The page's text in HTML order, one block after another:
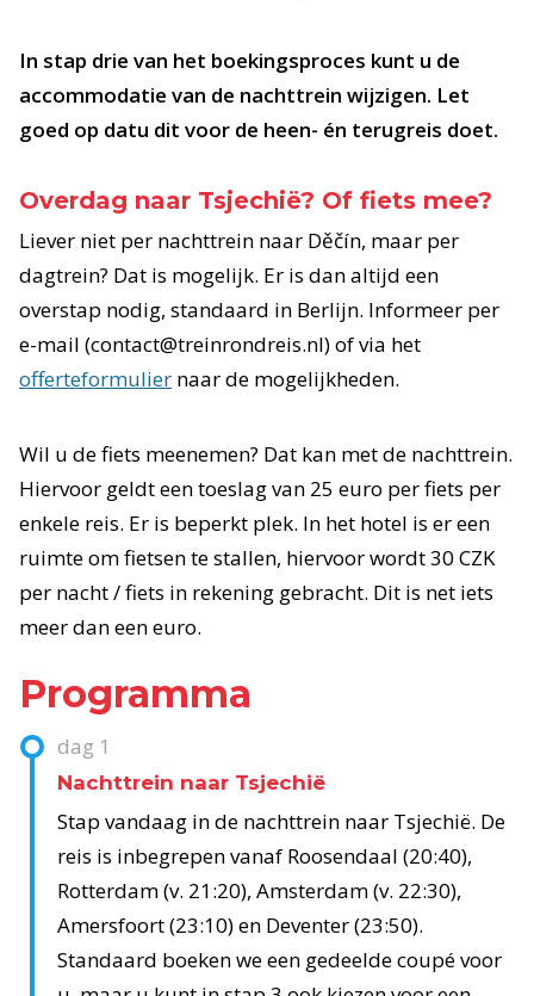
In stap drie van het boekingsproces kunt u de
accommodatie van de nachttrein wijzigen. Let
goed op datu dit voor de heen- én terugreis doet.
Overdag naar Tsjechië? Of fiets mee?
Liever niet per nachttrein naar Děčín, maar per
dagtrein? Dat is mogelijk. Er is dan altijd een
overstap nodig, standaard in Berlijn. Informeer per
e-mail (contact@treinrondreis.nl) of via het
offerteformulier naar de mogelijkheden.
Wil u de fiets meenemen? Dat kan met de nachttrein.
Hiervoor geldt een toeslag van 25 euro per fiets per
enkele reis. Er is beperkt plek. In het hotel is er een
ruimte om fietsen te stallen, hiervoor wordt 30 CZK
per nacht / fiets in rekening gebracht. Dit is net iets
meer dan een euro.
Programma
dag 1
Nachttrein naar Tsjechië
Stap vandaag in de nachttrein naar Tsjechië. De
reis is inbegrepen vanaf Roosendaal (20:40),
Rotterdam (v. 21:20), Amsterdam (v. 22:30),
Amersfoort (23:10) en Deventer (23:50).
Standaard boeken we een gedeelde coupé voor